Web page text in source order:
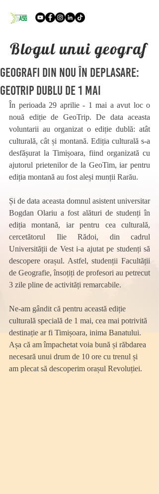
Blogul unui geograf
Geografi din nou în deplasare:
GeoTrip Dublu de 1 mai
În perioada 29 aprilie - 1 mai a avut loc o
nouă ediție de GeoTrip. De data aceasta
voluntarii au organizat o ediție dublă: atât
culturală, cât și montană. Ediția culturală s-a
desfășurat la Timișoara, fiind organizată cu
ajutorul prietenilor de la GeoTim, iar pentru
ediția montană au fost aleși munții Rarău.
Și de data aceasta domnul asistent universitar
Bogdan Olariu a fost alături de studenți în
ediția montană, iar pentru cea culturală,
cercetătorul Ilie Rădoi, din cadrul
Universității de Vest i-a ajutat pe studenți să
descopere orașul. Astfel, studenții Facultății
de Geografie, însoțiți de profesori au petrecut
3 zile pline de activități remarcabile.
Ne-am gândit că pentru această ediție
culturală specială de 1 mai, cea mai potrivită
destinație ar fi Timișoara, inima Banatului.
Așa că am împachetat voia bună și răbdarea
necesară unui drum de 10 ore cu trenul și
am plecat să descoperim orașul Revoluției.